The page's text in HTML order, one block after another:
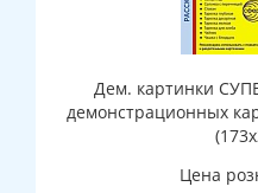
Дем. картинки
демонстрационных
Цена